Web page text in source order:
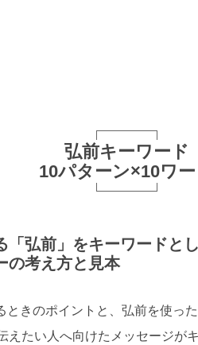
弘前キーワード
10パターン×10ワー
「弘前」をキーワードと
の考え方と見本
ときのポイントと、弘前を使っ
えたい人へ向けたメッセージが